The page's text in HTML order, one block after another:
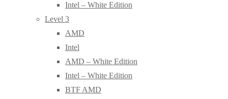
Intel – White Edition
Level 3
AMD
Intel
AMD – White Edition
Intel – White Edition
BTF AMD